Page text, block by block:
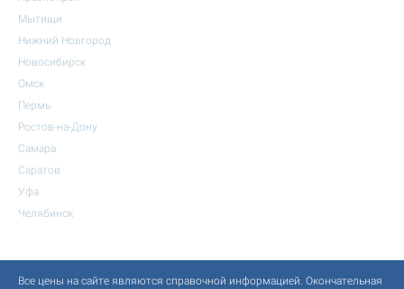
Мытищи
Нижний Новгород
Новосибирск
Омск
Пермь
Ростов-на-Дону
Самара
Саратов
Уфа
Челябинск
Все цены на сайте являются справочной информацией. Окончательная